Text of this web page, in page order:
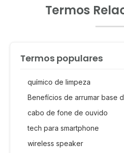
Termos
Termos populares
químico de limpeza
Benefícios de arrumar base
cabo de fone de ouvido
tech para smartphone
wireless speaker